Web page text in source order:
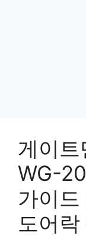
게이
WG-
가이
도어락